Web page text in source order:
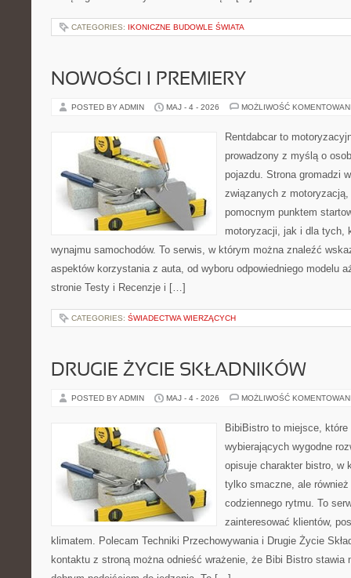
CATEGORIES: IKONICZNE BUDOWLE ŚWIATA
NOWOŚCI I PREMIERY
POSTED BY ADMIN MAJ - 4 - 2026 MOŻLIWOŚĆ
Rentdabcar to
prowadzony z myślą o
pojazdu. Strona gromadzi
związanych z
pomocnym punktem
motoryzacji, jak i dla tych,
wynajmu samochodów. To serwis, w którym można znaleźć
aspektów korzystania z auta, od wyboru odpowiedniego modelu
stronie Testy i Recenzje i […]
CATEGORIES: ŚWIADECTWA WIERZĄCYCH
DRUGIE ŻYCIE SKŁADNIKÓW
POSTED BY ADMIN MAJ - 4 - 2026 MOŻLIWOŚĆ
BibiBistro to miejsce,
wybierających wygodne
opisuje charakter bistro, w
tylko smaczne, ale również
codziennego rytmu. To
zainteresować klientów,
klimatem. Polecam Techniki Przechowywania i Drugie Życie
kontaktu z stroną można odnieść wrażenie, że Bibi Bistro stawia